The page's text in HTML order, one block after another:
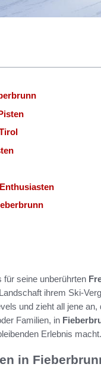
für seine unberührten
ihrem Ski-
und zieht all jene
Familien, in
Erlebnis macht.
in